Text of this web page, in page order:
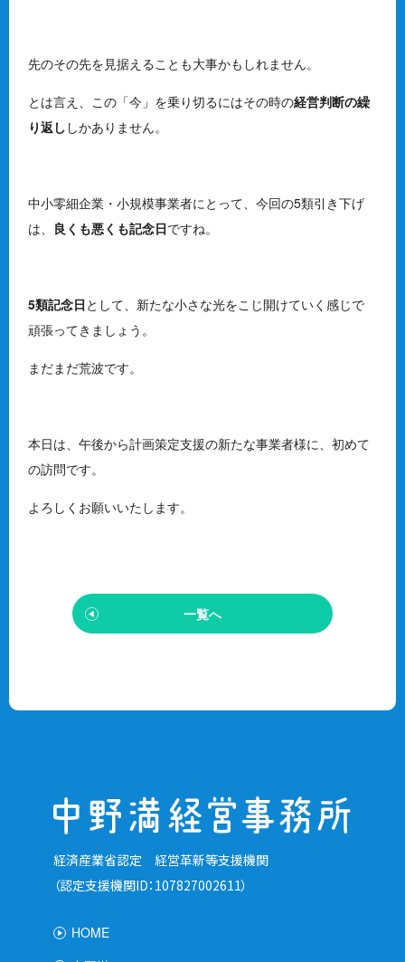
先のその先を見据えることも大事かもしれません。
とは言え、この「今」を乗り切るにはその時の経営判断の繰
り返し しかありません。
中小零細企業・小規模事業者にとって、今回の5類引き下げ
は、 良くも悪くも記念日ですね。
5類記念日 として、新たな小さな光をこじ開けていく感じで
頑張ってきましょう。
まだまだ荒波です。
本日は、午後から計画策定支援の新たな事業者様に、初めて
の訪問です。
よろしくお願いいたします。
一覧へ
経済産業省認定 経営革新等支援機関
（認定支援機関ID：107827002611）
HOME